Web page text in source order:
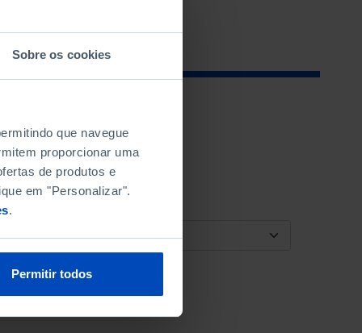
Sobre os cookies
que navegue
proporcionar uma
de produtos e
em "Personalizar".
.
Permitir todos
ORDENAR POR